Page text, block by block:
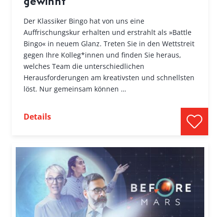
Der Klassiker Bingo hat von uns eine
Auffrischungskur erhalten und erstrahlt als »Battle
Bingo« in neuem Glanz. Treten Sie in den Wettstreit
gegen Ihre Kolleg*innen und finden Sie heraus,
welches Team die unterschiedlichen
Herausforderungen am kreativsten und schnellsten
löst. Nur gemeinsam können …
Details